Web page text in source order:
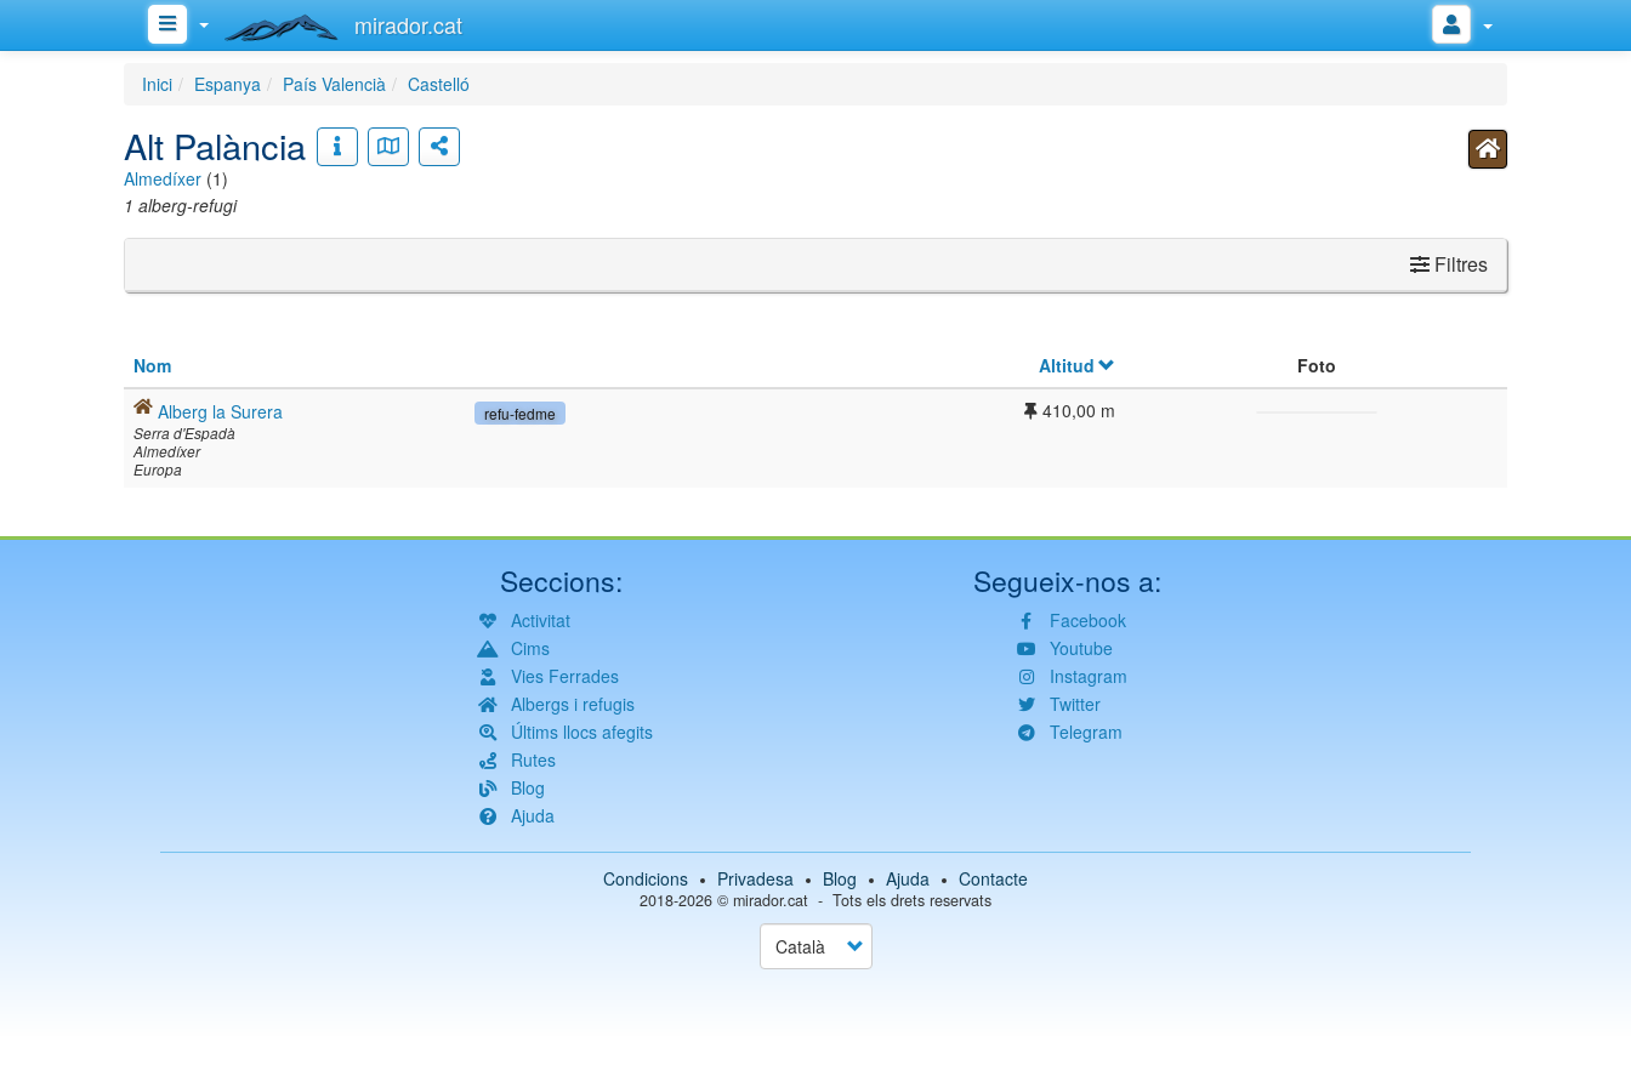
mirador.cat
Inici Espanya País Valencià Castelló
Alt Palància
Almedíxer (1)
1 alberg-refugi
Filtres
Nom Altitud
Foto
Alberg la Surera
Serra d'Espadà
Almedíxer
Europa
refu-fedme 410,00 m
Seccions:
Activitat
Cims
Vies Ferrades
Albergs i refugis
Últims llocs afegits
Rutes
Blog
Ajuda
Segueix-nos a:
Facebook
Youtube
Instagram
Twitter
Telegram
Condicions Privadesa Blog Ajuda Contacte
2018-2026 © mirador.cat Tots els drets reservats
Select
your